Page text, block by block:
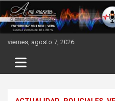
to
content
viernes, agosto 7, 2026